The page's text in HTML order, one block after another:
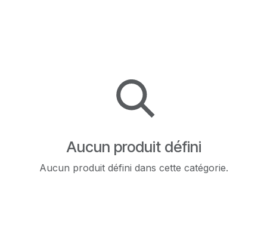
Aucun produit défini
Aucun produit défini dans cette catégorie.